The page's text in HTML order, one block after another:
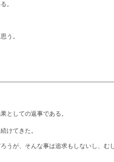
。
う。
としての返事である。
けてきた。
うが、そんな事は追求もしないし、むし